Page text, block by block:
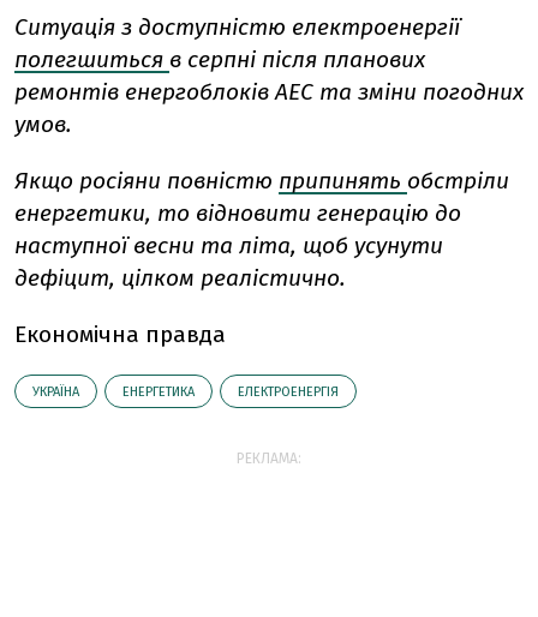
Ситуація з доступністю електроенергії
полегшиться в серпні після планових
ремонтів енергоблоків АЕС та зміни погодних
умов.
Якщо росіяни повністю припинять обстріли
енергетики, то відновити генерацію до
наступної весни та літа, щоб усунути
дефіцит, цілком реалістично.
Економічна правда
УКРАЇНА ЕНЕРГЕТИКА ЕЛЕКТРОЕНЕРГІЯ
РЕКЛАМА: